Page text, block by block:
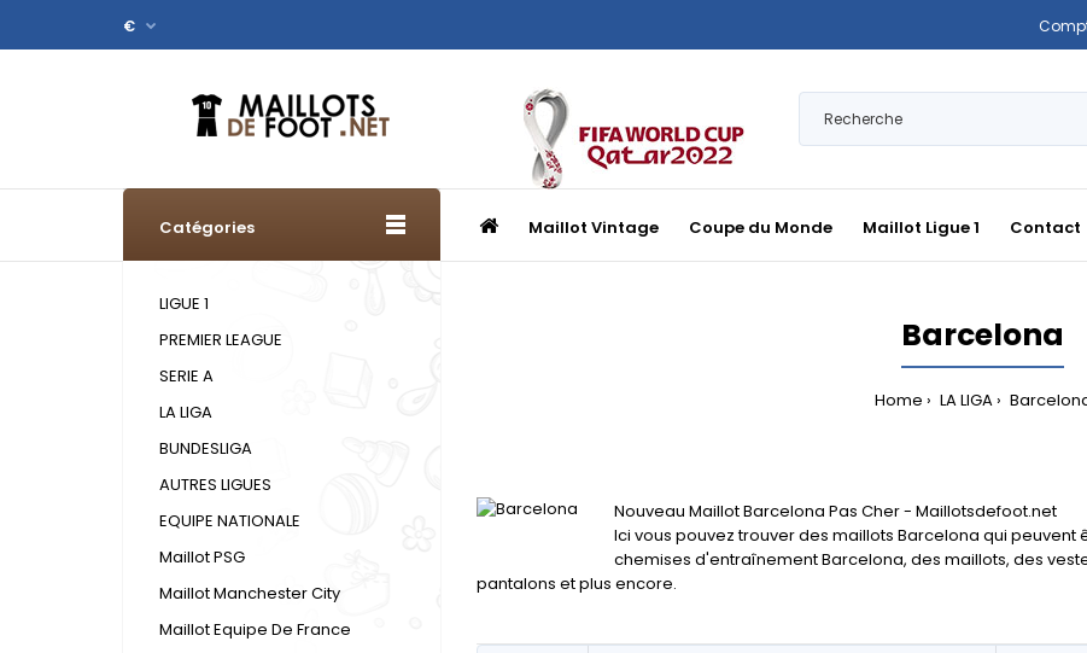
€
Catégories
LIGUE 1
PREMIER LEAGUE
SERIE A
LA LIGA
BUNDESLIGA
AUTRES LIGUES
EQUIPE NATIONALE
Maillot PSG
Maillot Manchester City
Maillot Equipe De France
Maillot Vintage Coupe du Monde Maillot Ligue 1 Contact
Barcelona
Home LA LIGA
Nouveau Maillot Barcelona Pas Cher - Maillotsdefoot.net
Ici vous pouvez trouver des maillots Barcelona qui peuvent
chemises d'entraînement Barcelona, des maillots, des
pantalons et plus encore.